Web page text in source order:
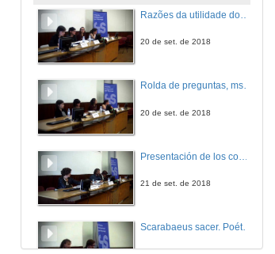
20 de set. de 2018
Rolda de preguntas, msea 4. O poético e o performático: Alberto Pimenta, Antón Reixa e PO.EX
20 de set. de 2018
21 de set. de 2018
Scarabaeus sacer. Poética e política em Fernando Merlo